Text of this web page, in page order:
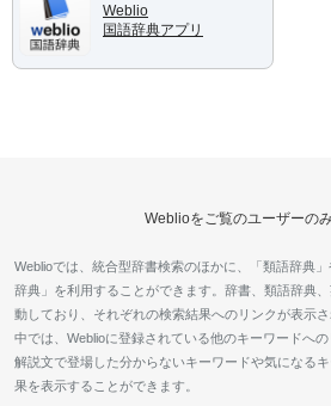
Weblio
国語辞典アプリ
Weblioをご覧のユーザーの
Weblioでは、統合型辞書検索のほかに、「類語辞典
辞典」を利用することができます。辞書、類語辞典
動しており、それぞれの検索結果へのリンクが表示
中では、Weblioに登録されている他のキーワードへの
解説文で登場した分からないキーワードや気になる
果を表示することができます。